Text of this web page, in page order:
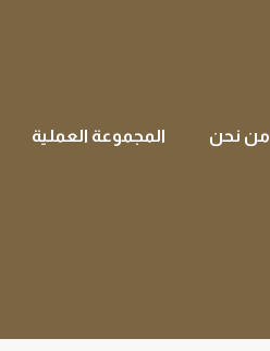
من نحن المجموعة العملية